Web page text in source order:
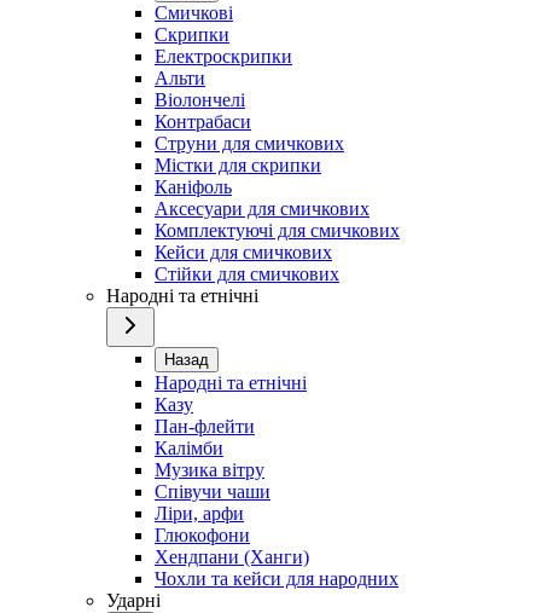
Смичкові
Скрипки
Електроскрипки
Альти
Віолончелі
Контрабаси
Струни для смичкових
Містки для скрипки
Каніфоль
Аксесуари для смичкових
Комплектуючі для смичкових
Кейси для смичкових
Стійки для смичкових
Народні та етнічні
Назад
Народні та етнічні
Казу
Пан-флейти
Калімби
Музика вітру
Співучи чаши
Ліри, арфи
Глюкофони
Хендпани (Ханги)
Чохли та кейси для народних
Ударні